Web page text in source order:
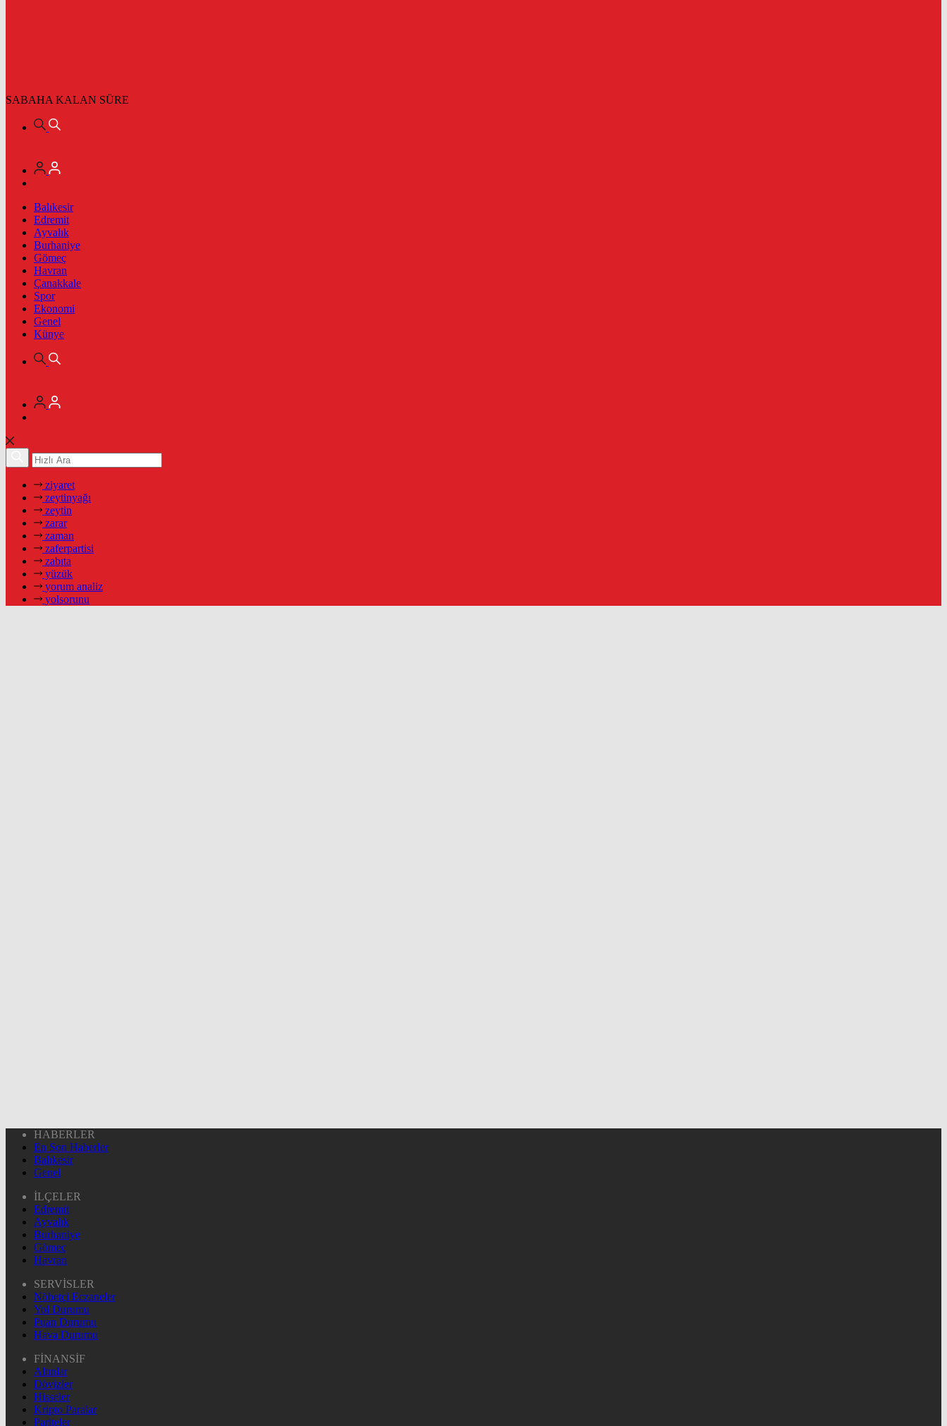
SABAHA KALAN SÜRE
Balıkesir
Edremit
Ayvalık
Burhaniye
Gömeç
Havran
Çanakkale
Spor
Ekonomi
Genel
Künye
ziyaret
zeytinyağı
zeytin
zarar
zaman
zaferpartisi
zabıta
yüzük
yorum analiz
yolsorunu
HABERLER
En Son Haberler
Balıkesir
Genel
İLÇELER
Edremit
Ayvalık
Burhaniye
Gömeç
Havran
SERVİSLER
Nöbetçi Eczaneler
Yol Durumu
Puan Durumu
Hava Durumu
FİNANSİF
Altınlar
Dövizler
Hisseler
Kripto Paralar
Pariteler